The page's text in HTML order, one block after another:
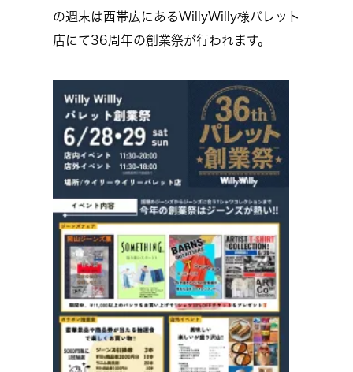
の週末は西帯広にあるWillyWilly様パレット
店にて36周年の創業祭が行われます。